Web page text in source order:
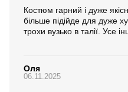
Костюм гарний і дуже
більше підійде для дуже
трохи вузько в талії. Усе
Оля
06.11.2025